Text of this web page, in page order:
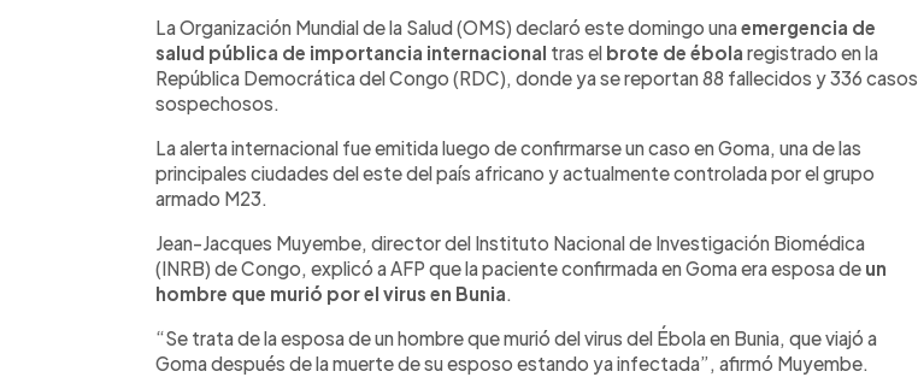
► Escuchar artículo
La OMS declaró emergencia internacional tras el brote de ébola en
República Democrática del Congo, donde ya se reportan 88 fallecidos y
336 casos sospechosos. La alerta aumentó luego de confirmarse un caso
en Goma, ciudad controlada por una milicia armada. Autoridades sanitarias
específico y alertaron sobre el riesgo de propagación regional.
La Organización Mundial de la Salud (OMS) declaró este domingo unaemergencia de
salud pública de importancia internacional tras el brote de ébola registrado en la
República Democrática del Congo (RDC), donde ya se reportan 88 fallecidos y 336 casos
sospechosos.
La alerta internacional fue emitida luego de confirmarse un caso en Goma, una de las
principales ciudades del este del país africano y actualmente controlada por el grupo
armado M23.
Jean-Jacques Muyembe, director del Instituto Nacional de Investigación Biomédica
(INRB) de Congo, explicó a AFP que la paciente confirmada en Goma era esposa de un
hombre que murió por el virus en Bunia.
“Se trata de la esposa de un hombre que murió del virus del Ébola en Bunia, que viajó a
Goma después de la muerte de su esposo estando ya infectada”, afirmó Muyembe.